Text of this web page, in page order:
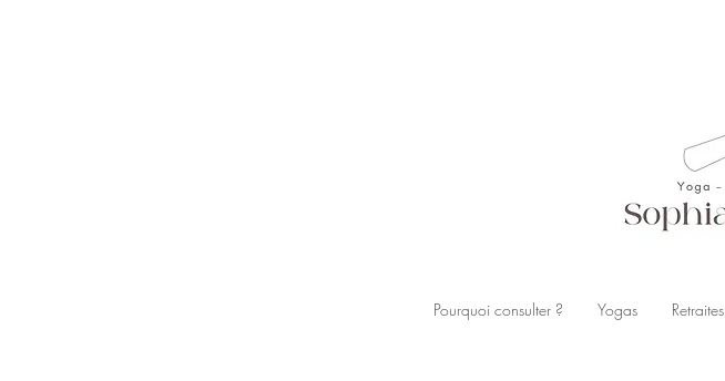
Pourquoi consulter ? Yogas Retraites